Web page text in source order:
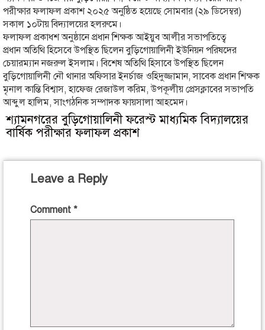
অনুষ্ঠানে বার্ষিক পরীক্ষায় শ্রেষ্ঠ ফলাফল অর্জনকারী শিক্ষার্থীদের হাতে বিভিন্ন
ধরনের পুরস্কার তুলে দেওয়া হয়। এ সময় বিদ্যালয়ের শিক্ষক ও শিক্ষিকাবৃন্দ
শিক্ষার্থীদের কৃতিত্বের জন্য প্রশংসা করেন এবং তাদের উজ্জ্বল ভবিষ্যৎ কামনা
করেন। বিদ্যালয় কর্তৃপক্ষ আশাবাদ ব্যক্ত করেন, শিক্ষার্থীরা আগামী
দিনগুলোতেও সাফল্যের ধারাবাহিকতা বজায় রেখে শিক্ষাজীবনে এগিয়ে যাবে।
পরীক্ষার ফলাফল প্রকাশ ২০২৫ অনুষ্ঠিত হয়েছে সোমবার (২৯ ডিসেম্বর)
সকাল ১০টায় বিদ্যালয়ের হলরুমে।
ফলাফল প্রকাধশ অনুষ্ঠানে প্রধান শিক্ষক আইয়ুব আলীর সভাপতিত্বে
প্রধান অতিথি হিসেবে উপস্থিত ছিলেন বুড়িগোয়ালিনী ইউনিয়ন পরিষদের
চেয়ারম্যান নজরুল ইসলাম। বিশেষ অতিথি হিসাবে উপস্থিত ছিলেন
বুড়িগোয়ালিনী নৌ থানার অফিসার ইনর্চাজ ওহিদুজ্জামান, সাবেক প্রধান শিক্ষক
মৃনাল কান্তি বিশ্বাস, হাফেজ রেজাউল করিম, উপকূলীয় প্রেসক্লাবের সভাপতি
আব্দুল হালিম, সাংগঠনিক সম্পাদক ফায়সালা আহমেদ।
অনুষ্ঠানে উপস্থিত অতিথিগণ শিক্ষার্থীদের উদ্দেশ্যে বলেন, নিয়মিত পড়াশোনা ও
নৈতিক শিক্ষার মাধ্যমে নিজেদের যোগ্য নাগরিক হিসেবে গড়ে তুলতে হবে
এবং শিক্ষার্থীদের এই সাফল্য ধরে রাখার আহ্বান জানান।
শেষে বিদ্যালয়ের সার্বিক উন্নয়ন ও শিক্ষার মানোন্নয়নে সকলের সহযোগিতা
শ্যামনগরের বুড়িগোয়ালিনী ফরেস্ট মাধ্যমিক বিদ্যালয়ের
বার্ষিক পরীক্ষার ফলাফল প্রকাশ
Leave a Reply
Comment *